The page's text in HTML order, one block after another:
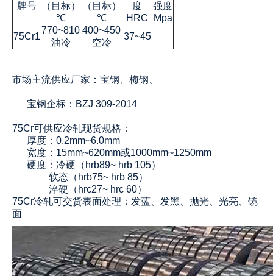
牌号
（目标）
℃
（目标）
℃
度
HRC
强度
Mpa
75Cr1
770~810
油冷
400~450
空冷
37~45
市场主流供应厂家：宝钢、梅钢、
宝钢企标：BZJ 309-2014
75Cr可供应冷轧现货规格：
厚度：0.2mm~6.0mm
宽度：15mm~620mm或1000mm~1250mm
硬度：冷硬（hrb89~ hrb 105）
软态（hrb75~ hrb 85）
淬硬（hrc27~ hrc 60）
75Cr冷轧可交货表面处理：发蓝、发黑、抛光、光亮、镜
面